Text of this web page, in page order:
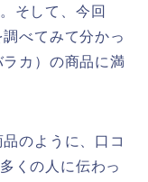
そして、今回
べてみて分かっ
カ）の商品に満
のように、口コ
くの人に伝わっ